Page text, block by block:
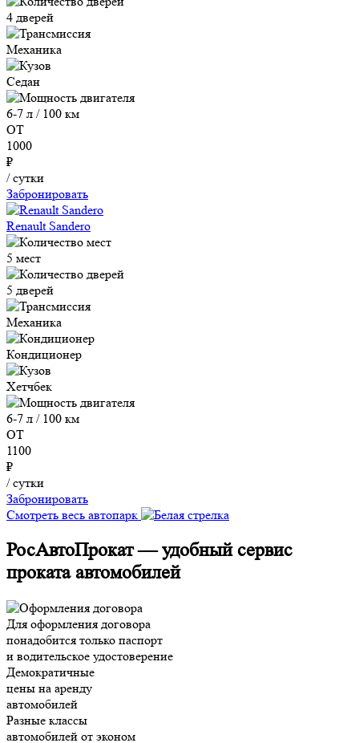
4 дверей
Механика
Седан
6-7 л / 100 км
ОТ
1000
₽
/ сутки
Забронировать
Renault Sandero
5 мест
5 дверей
Механика
Кондиционер
Хетчбек
6-7 л / 100 км
ОТ
1100
₽
/ сутки
Забронировать
Смотреть весь автопарк
РосАвтоПрокат — удобный сервис
проката автомобилей
Для оформления договора
понадобится только паспорт
и водительское удостоверение
Демократичные
цены на аренду
автомобилей
Разные классы
автомобилей от эконом